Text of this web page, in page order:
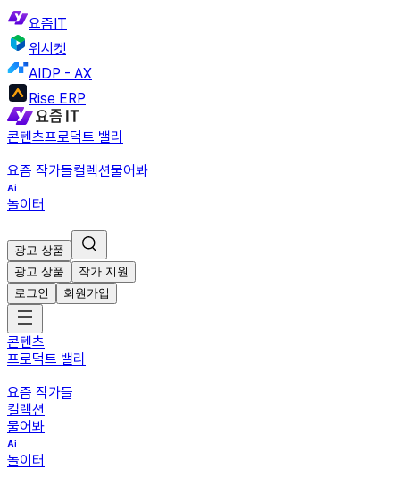
요즘IT
위시켓
AIDP - AX
Rise ERP
콘텐츠프로덕트 밸리
요즘 작가들컬렉션물어봐
놀이터
광고 상품
광고 상품
작가 지원
로그인
회원가입
콘텐츠
프로덕트 밸리
요즘 작가들
컬렉션
물어봐
놀이터